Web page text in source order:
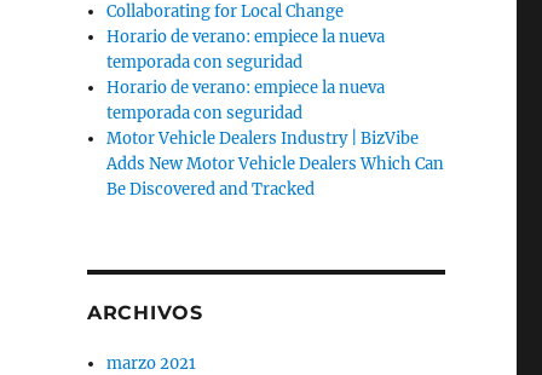
Collaborating for Local Change
Horario de verano: empiece la nueva
temporada con seguridad
Horario de verano: empiece la nueva
temporada con seguridad
Motor Vehicle Dealers Industry | BizVibe
Adds New Motor Vehicle Dealers Which Can
Be Discovered and Tracked
ARCHIVOS
marzo 2021